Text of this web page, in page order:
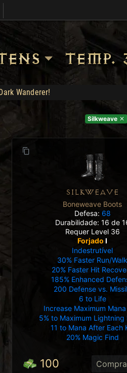
TEMP.
400
330
Baal Speed!
Wanderer!
Silkweave
SILKWEAVE
Boneweave Boots
Defesa: 68
Durabilidade: 16 de
Requer Level 36
ForjadoI
Indestrutível
30% Faster Run/Walk
20% Faster Hit
185% Enhanced
200 Defense vs.
6 to Life
Increase Maximum Mana
5% to Maximum Lightning
11 to Mana After Each
20% Magic Find
100